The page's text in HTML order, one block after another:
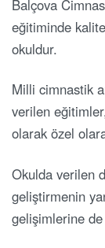
Balçova
eğitiminde
okuldur.
Milli cimnastik
verilen
olarak özel
Okulda verilen
geliştirmenin
gelişimlerine de